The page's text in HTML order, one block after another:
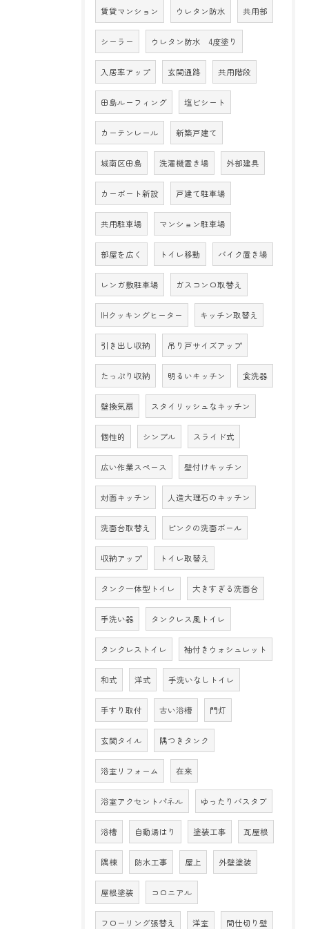
賃貸マンション ウレタン防水 共用部
シーラー ウレタン防水 4度塗り
入居率アップ 玄関通路 共用階段
田島ルーフィング 塩ビシート
カーテンレール 新築戸建て
城南区田島 洗濯機置き場 外部建具
カーポート新設 戸建て駐車場
共用駐車場 マンション駐車場
部屋を広く トイレ移動 バイク置き場
レンガ敷駐車場 ガスコンロ取替え
IHクッキングヒーター キッチン取替え
引き出し収納 吊り戸サイズアップ
たっぷり収納 明るいキッチン 食洗器
壁換気扇 スタイリッシュなキッチン
個性的 シンプル スライド式
広い作業スペース 壁付けキッチン
対面キッチン 人造大理石のキッチン
洗面台取替え ピンクの洗面ボール
収納アップ トイレ取替え
タンク一体型トイレ 大きすぎる洗面台
手洗い器 タンクレス風トイレ
タンクレストイレ 袖付きウォシュレット
和式 洋式 手洗いなしトイレ
手すり取付 古い浴槽 門灯
玄関タイル 隅つきタンク
浴室リフォーム 在来
浴室アクセントパネル ゆったりバスタブ
浴槽 自動湯はり 塗装工事 瓦屋根
隅棟 防水工事 屋上 外壁塗装
屋根塗装 コロニアル
フローリング張替え 洋室 間仕切り壁